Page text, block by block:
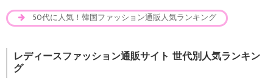
50代に人気！韓国ファッション通販人気ランキング
レディースファッション通販サイト 世代別人気ランキン
グ